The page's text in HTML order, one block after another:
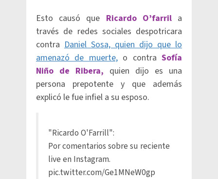
Esto causó que Ricardo O’farrila
través de redes sociales despotricara
contra Daniel Sosa, quien dijo que lo
amenazó de muerte,o contraSofía
Niño de Ribera, quien dijo es una
persona prepotente y que además
explicó le fue infiel a su esposo.
"Ricardo O'Farrill":
Por comentarios sobre su reciente
live en Instagram.
pic.twitter.com/Ge1MNeW0gp